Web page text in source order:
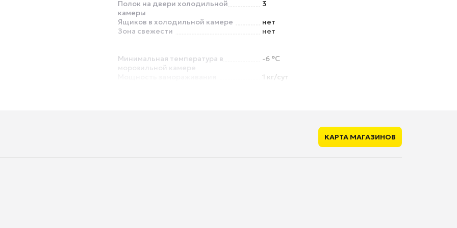
Полок на двери холодильной
камеры
3
Ящиков в холодильной камере
нет
Зона свежести
нет
Минимальная температура в
морозильной камере
-6 °C
1 кг/сут
КАРТА МАГАЗИНОВ